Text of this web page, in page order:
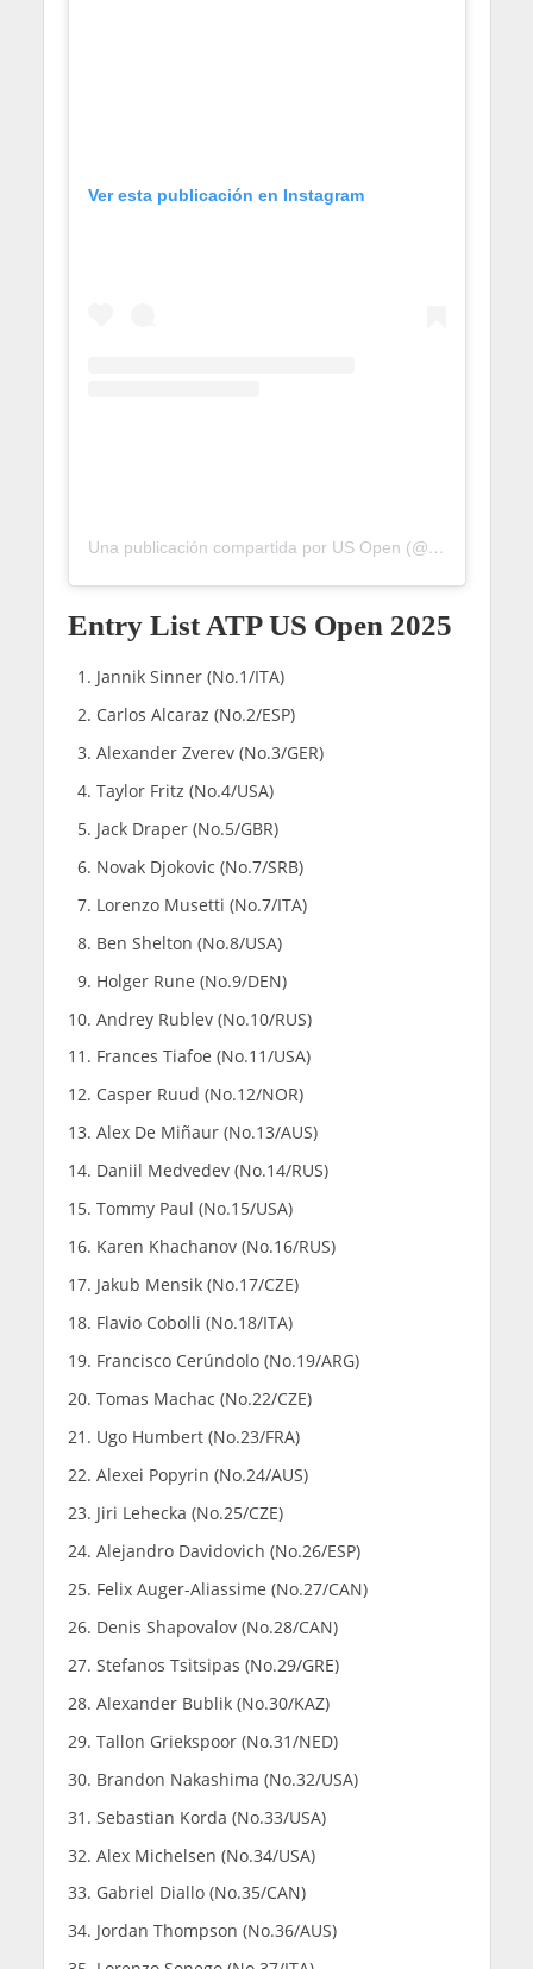
Ver esta publicación en Instagram
Una publicación compartida por US Open (@usopen)
Entry List ATP US Open 2025
Jannik Sinner (No.1/ITA)
Carlos Alcaraz (No.2/ESP)
Alexander Zverev (No.3/GER)
Taylor Fritz (No.4/USA)
Jack Draper (No.5/GBR)
Novak Djokovic (No.7/SRB)
Lorenzo Musetti (No.7/ITA)
Ben Shelton (No.8/USA)
Holger Rune (No.9/DEN)
Andrey Rublev (No.10/RUS)
Frances Tiafoe (No.11/USA)
Casper Ruud (No.12/NOR)
Alex De Miñaur (No.13/AUS)
Daniil Medvedev (No.14/RUS)
Tommy Paul (No.15/USA)
Karen Khachanov (No.16/RUS)
Jakub Mensik (No.17/CZE)
Flavio Cobolli (No.18/ITA)
Francisco Cerúndolo (No.19/ARG)
Tomas Machac (No.22/CZE)
Ugo Humbert (No.23/FRA)
Alexei Popyrin (No.24/AUS)
Jiri Lehecka (No.25/CZE)
Alejandro Davidovich (No.26/ESP)
Felix Auger-Aliassime (No.27/CAN)
Denis Shapovalov (No.28/CAN)
Stefanos Tsitsipas (No.29/GRE)
Alexander Bublik (No.30/KAZ)
Tallon Griekspoor (No.31/NED)
Brandon Nakashima (No.32/USA)
Sebastian Korda (No.33/USA)
Alex Michelsen (No.34/USA)
Gabriel Diallo (No.35/CAN)
Jordan Thompson (No.36/AUS)